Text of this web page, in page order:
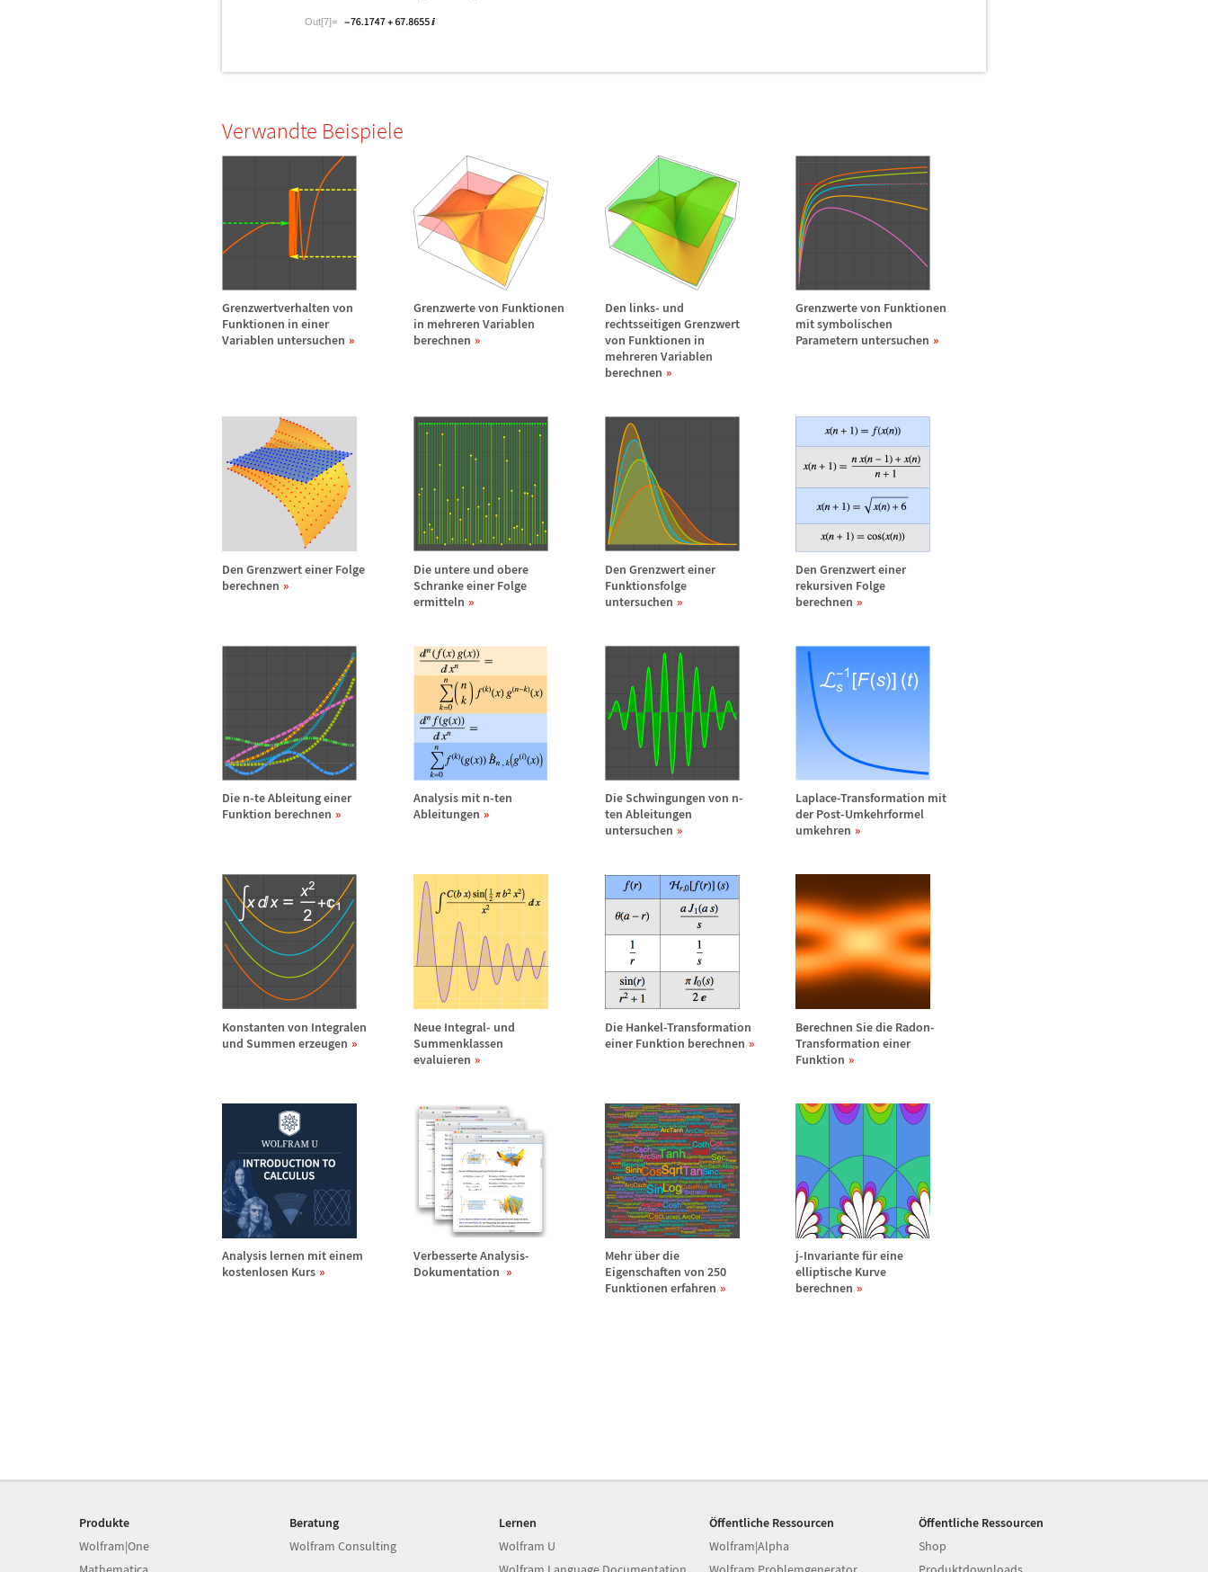
Out[7]=
Verwandte Beispiele
Grenzwertverhalten von
Funktionen in einer
Variablen untersuchen
Grenzwerte von Funktionen
in mehreren Variablen
berechnen
Den links- und
rechtsseitigen Grenzwert
von Funktionen in
mehreren Variablen
berechnen
Grenzwerte von Funktionen
mit symbolischen
Parametern untersuchen
Den Grenzwert einer Folge
berechnen
Die untere und obere
Schranke einer Folge
ermitteln
Den Grenzwert einer
Funktionsfolge
untersuchen
Den Grenzwert einer
rekursiven Folge
berechnen
Die n-te Ableitung einer
Funktion berechnen
Analysis mit n-ten
Ableitungen
Die Schwingungen von n-
ten Ableitungen
untersuchen
Laplace-Transformation mit
der Post-Umkehrformel
umkehren
Konstanten von Integralen
und Summen erzeugen
Neue Integral- und
Summenklassen
evaluieren
Die Hankel-Transformation
einer Funktion berechnen
Berechnen Sie die Radon-
Transformation einer
Funktion
Analysis lernen mit einem
kostenlosen Kurs
Verbesserte Analysis-
Dokumentation
Mehrüber die
Eigenschaften von 250
Funktionen erfahren
j-Invariante für eine
elliptische Kurve
berechnen
Produkte
Wolfram|One
Beratung
Wolfram Consulting
Lernen
Wolfram U
Öffentliche Ressourcen
Wolfram|Alpha
Öffentliche Ressourcen
Shop